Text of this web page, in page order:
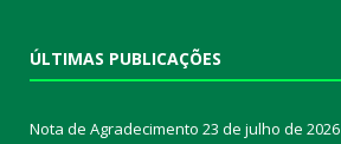
ÚLTIMAS PUBLICAÇÕES
Nota de Agradecimento 23 de julho de 2026